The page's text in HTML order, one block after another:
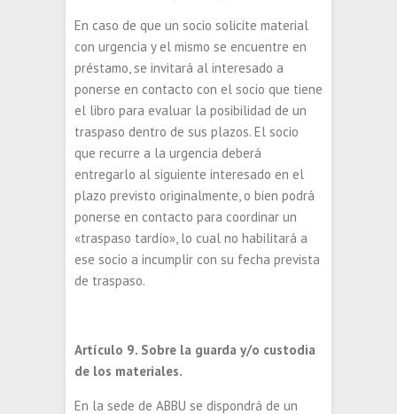
En caso de que un socio solicite material
con urgencia y el mismo se encuentre en
préstamo, se invitará al interesado a
ponerse en contacto con el socio que tiene
el libro para evaluar la posibilidad de un
traspaso dentro de sus plazos. El socio
que recurre a la urgencia deberá
entregarlo al siguiente interesado en el
plazo previsto originalmente, o bien podrá
ponerse en contacto para coordinar un
«traspaso tardío», lo cual no habilitará a
ese socio a incumplir con su fecha prevista
de traspaso.
Artículo 9. Sobre la guarda y/o custodia
de los materiales.
En la sede de ABBU se dispondrá de un